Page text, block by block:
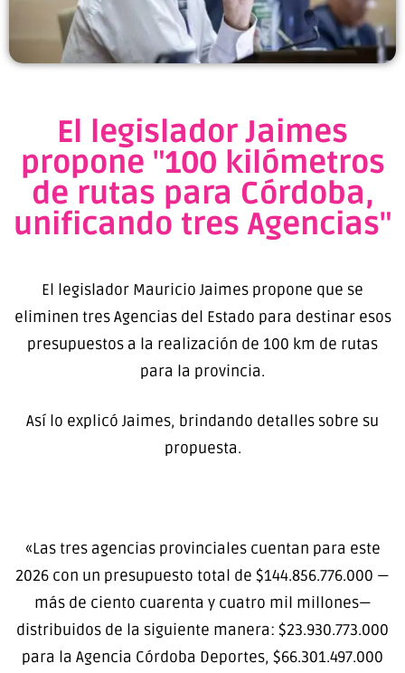
El legislador Jaimes
propone "100 kilómetros
de rutas para Córdoba,
unificando tres Agencias"
El legislador Mauricio Jaimes propone que se
eliminen tres Agencias del Estado para destinar esos
presupuestos a la realización de 100 km de rutas
para la provincia.
Así lo explicó Jaimes, brindando detalles sobre su
propuesta.
«Las tres agencias provinciales cuentan para este
2026 con un presupuesto total de $144.856.776.000 —
más de ciento cuarenta y cuatro mil millones—
distribuidos de la siguiente manera: $23.930.773.000
para la Agencia Córdoba Deportes, $66.301.497.000